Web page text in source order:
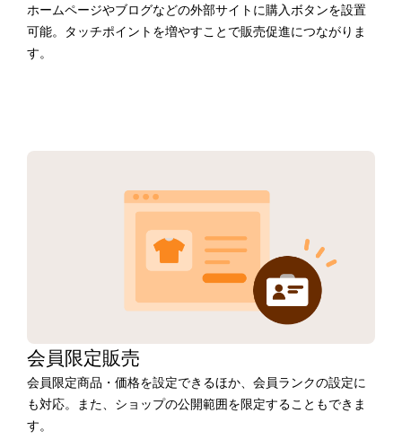
ホームページやブログなどの外部サイトに購入ボタンを設置
可能。タッチポイントを増やすことで販売促進につながりま
す。
会員限定販売
会員限定商品・価格を設定できるほか、会員ランクの設定に
も対応。また、ショップの公開範囲を限定することもできま
す。